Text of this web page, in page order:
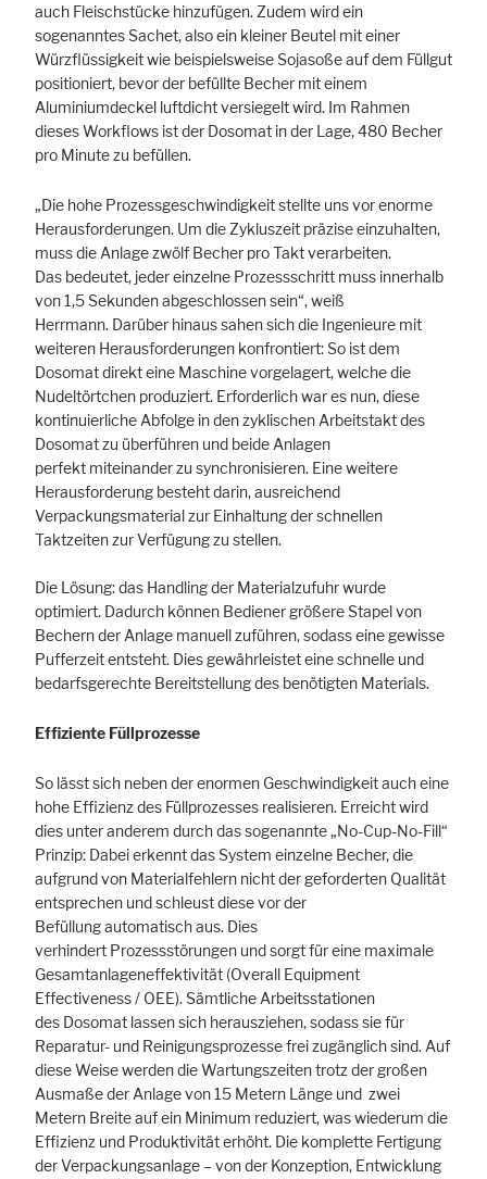
auch Fleischstücke hinzufügen. Zudem wird ein
sogenanntes Sachet, also ein kleiner Beutel mit einer
Würzflüssigkeit wie beispielsweise Sojasoße auf dem Füllgut
positioniert, bevor der befüllte Becher mit einem
Aluminiumdeckel luftdicht versiegelt wird. Im Rahmen
dieses Workflows ist der Dosomat in der Lage, 480 Becher
pro Minute zu befüllen.
„Die hohe Prozessgeschwindigkeit stellte uns vor enorme
Herausforderungen. Um die Zykluszeit präzise einzuhalten,
muss die Anlage zwölf Becher pro Takt verarbeiten.
Das bedeutet, jeder einzelne Prozessschritt muss innerhalb
von 1,5 Sekunden abgeschlossen sein“, weiß
Herrmann. Darüber hinaus sahen sich die Ingenieure mit
weiteren Herausforderungen konfrontiert: So ist dem
Dosomat direkt eine Maschine vorgelagert, welche die
Nudeltörtchen produziert. Erforderlich war es nun, diese
kontinuierliche Abfolge in den zyklischen Arbeitstakt des
Dosomat zu überführen und beide Anlagen
perfekt miteinander zu synchronisieren. Eine weitere
Herausforderung besteht darin, ausreichend
Verpackungsmaterial zur Einhaltung der schnellen
Taktzeiten zur Verfügung zu stellen.
Die Lösung: das Handling der Materialzufuhr wurde
optimiert. Dadurch können Bediener größere Stapel von
Bechern der Anlage manuell zuführen, sodass eine gewisse
Pufferzeit entsteht. Dies gewährleistet eine schnelle und
bedarfsgerechte Bereitstellung des benötigten Materials.
Effiziente Füllprozesse
So lässt sich neben der enormen Geschwindigkeit auch eine
hohe Effizienz des Füllprozesses realisieren. Erreicht wird
dies unter anderem durch das sogenannte „No-Cup-No-Fill“
Prinzip: Dabei erkennt das System einzelne Becher, die
aufgrund von Materialfehlern nicht der geforderten Qualität
entsprechen und schleust diese vor der
Befüllung automatisch aus. Dies
verhindert Prozessstörungen und sorgt für eine maximale
Gesamtanlageneffektivität (Overall Equipment
Effectiveness / OEE). Sämtliche Arbeitsstationen
des Dosomat lassen sich herausziehen, sodass sie für
Reparatur- und Reinigungsprozesse frei zugänglich sind. Auf
diese Weise werden die Wartungszeiten trotz der großen
Ausmaße der Anlage von 15 Metern Länge und zwei
Metern Breite auf ein Minimum reduziert, was wiederum die
Effizienz und Produktivität erhöht. Die komplette Fertigung
der Verpackungsanlage – von der Konzeption, Entwicklung